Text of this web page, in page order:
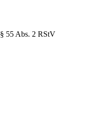
55 Abs. 2 RStV